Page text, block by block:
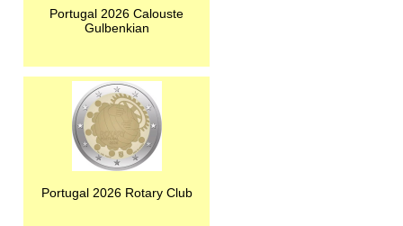
Portugal 2026 Calouste
Gulbenkian
Portugal 2026 Rotary Club